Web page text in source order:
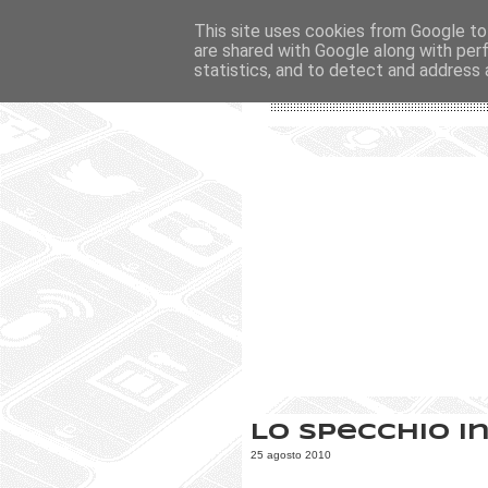
Lo specchio
25 agosto 2010
This site uses cookies from Google
are shared with Google along with
statistics, and to detect and address